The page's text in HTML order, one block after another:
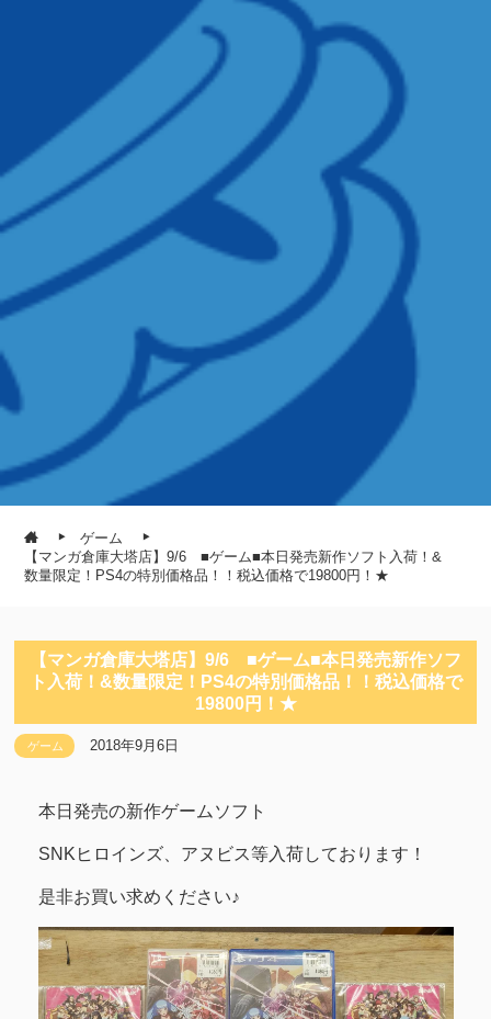
ゲーム
【マンガ倉庫大塔店】9/6 ■ゲーム■本日発売新作ソフト入荷！&
数量限定！PS4の特別価格品！！税込価格で19800円！★
【マンガ倉庫大塔店】9/6 ■ゲーム■本日発売新作ソフ
ト入荷！&数量限定！PS4の特別価格品！！税込価格で
19800円！★
ゲーム 2018年9月6日
本日発売の新作ゲームソフト
SNKヒロインズ、アヌビス等入荷しております！
是非お買い求めください♪